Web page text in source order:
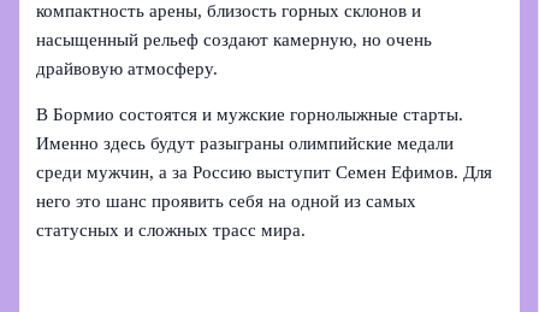
компактность арены, близость горных склонов и
насыщенный рельеф создают камерную, но очень
драйвовую атмосферу.
В Бормио состоятся и мужские горнолыжные старты.
Именно здесь будут разыграны олимпийские медали
среди мужчин, а за Россию выступит Семен Ефимов. Для
него это шанс проявить себя на одной из самых
статусных и сложных трасс мира.